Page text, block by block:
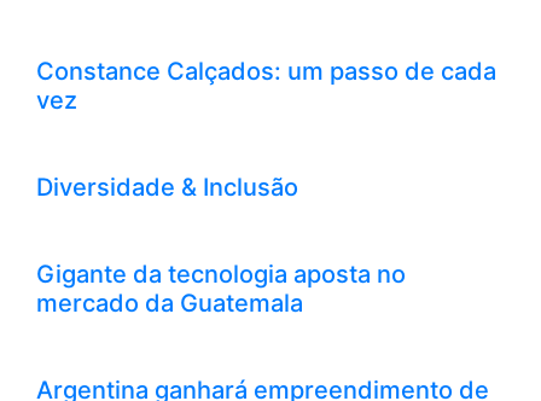
Constance Calçados: um passo de cada
vez
Diversidade & Inclusão
Gigante da tecnologia aposta no
mercado da Guatemala
Argentina ganhará empreendimento de